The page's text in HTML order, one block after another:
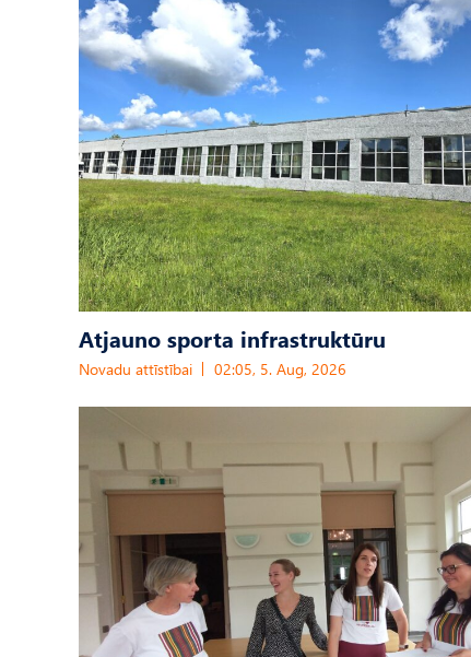
Atjauno sporta infrastruktūru
Novadu attīstībai 02:05, 5. Aug, 2026